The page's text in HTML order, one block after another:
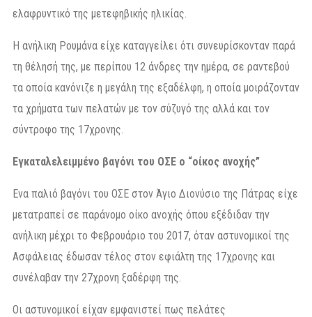
ελαφρυντικό της μετεφηβικής ηλικίας.
Η ανήλικη Ρουμάνα είχε καταγγείλει ότι συνευρίσκονταν παρά
τη θέλησή της, με περίπου 12 άνδρες την ημέρα, σε ραντεβού
τα οποία κανόνιζε η μεγάλη της εξαδέλφη, η οποία μοιράζονταν
τα χρήματα των πελατών με τον σύζυγό της αλλά και τον
σύντροφο της 17χρονης.
Εγκαταλελειμμένο βαγόνι του ΟΣΕ ο “οίκος ανοχής”
Ενα παλιό βαγόνι του ΟΣΕ στον Άγιο Διονύσιο της Πάτρας είχε
μετατραπεί σε παράνομο οίκο ανοχής όπου εξέδιδαν την
ανήλικη μέχρι το Φεβρουάριο του 2017, όταν αστυνομικοί της
Ασφάλειας έδωσαν τέλος στον εφιάλτη της 17χρονης και
συνέλαβαν την 27χρονη ξαδέρφη της.
Οι αστυνομικοί είχαν εμφανιστεί πως πελάτες